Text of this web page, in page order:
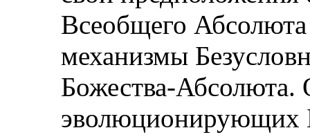
Всеобщего Абсолюта
механизмы
Божества-Абсолюта.
эволюционирующих